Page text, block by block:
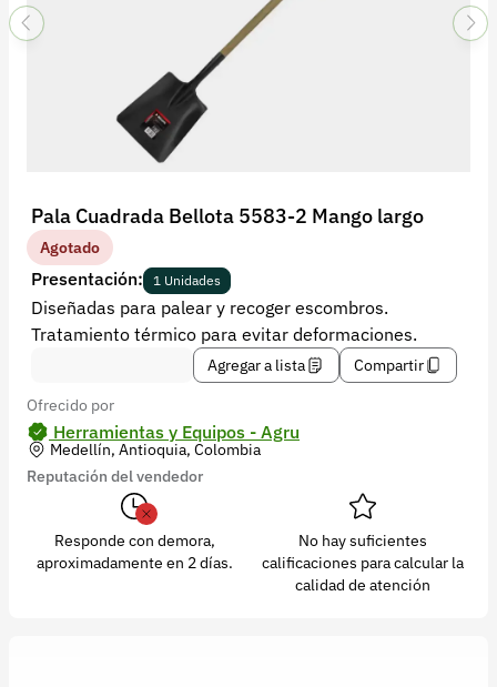
Pala Cuadrada Bellota 5583-2 Mango largo
Agotado
Presentación: 1 Unidades
Diseñadas para palear y recoger escombros.
Tratamiento térmico para evitar deformaciones.
Agregar a lista
Compartir
Ofrecido por
Herramientas y Equipos - Agru
Medellín, Antioquia, Colombia
Reputación del vendedor
Responde con demora,
aproximadamente en 2 días.
No hay suficientes
calificaciones para calcular la
calidad de atención
Registrarse
Recuperar contraseña
contacto@croper.com
© 2026 Croper.com Todos los derechos reservados
Versión 5.45.0
Síguenos